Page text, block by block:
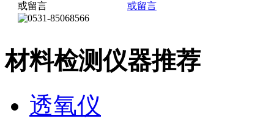
材料检测仪器推荐
透氧仪